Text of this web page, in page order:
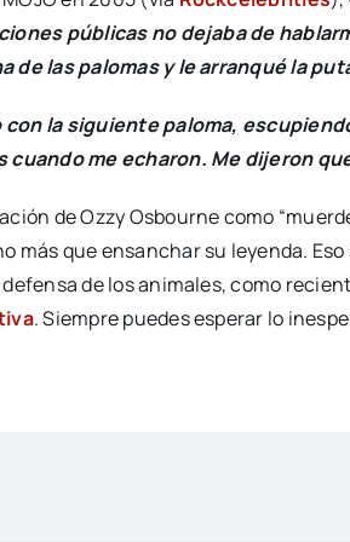
públicas no dejaba de
de las palomas y le arranqué la
con la siguiente paloma,
me echaron. Me dijeron
de Ozzy Osbourne como
más que ensanchar su leyenda.
de los animales, como
. Siempre puedes esperar lo